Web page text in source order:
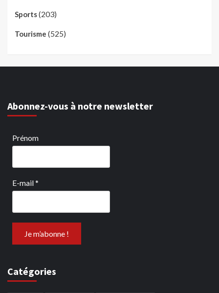
Sports(203)
Tourisme (525)
Abonnez-vous à notre newsletter
Prénom
E-mail*
Catégories